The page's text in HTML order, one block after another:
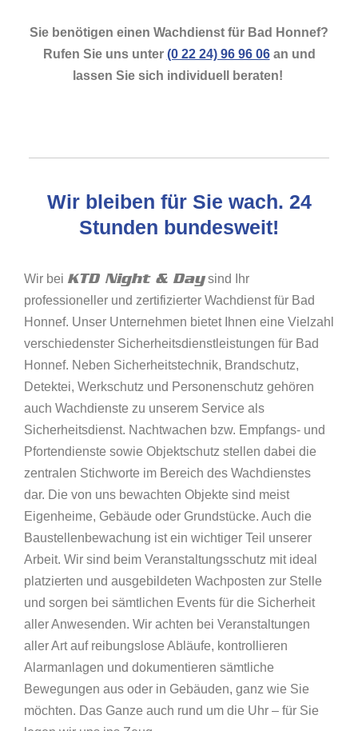
Sie benötigen einen Wachdienst für Bad Honnef?
Rufen Sie uns unter (0 22 24) 96 96 06an und
lassen Sie sich individuell beraten!
Wir bleiben für Sie wach. 24
Stunden bundesweit!
Wir bei KTD Night & Daysind Ihr
professioneller und zertifizierter Wachdienst für Bad
Honnef. Unser Unternehmen bietet Ihnen eine Vielzahl
verschiedenster Sicherheitsdienstleistungen für Bad
Honnef. Neben Sicherheitstechnik, Brandschutz,
Detektei, Werkschutz und Personenschutz gehören
auch Wachdienste zu unserem Service als
Sicherheitsdienst. Nachtwachen bzw. Empfangs- und
Pfortendienste sowie Objektschutz stellen dabei die
zentralen Stichworte im Bereich des Wachdienstes
dar. Die von uns bewachten Objekte sind meist
Eigenheime, Gebäude oder Grundstücke. Auch die
Baustellenbewachung ist ein wichtiger Teil unserer
Arbeit. Wir sind beim Veranstaltungsschutz mit ideal
platzierten und ausgebildeten Wachposten zur Stelle
und sorgen bei sämtlichen Events für die Sicherheit
aller Anwesenden. Wir achten bei Veranstaltungen
aller Art auf reibungslose Abläufe, kontrollieren
Alarmanlagen und dokumentieren sämtliche
Bewegungen aus oder in Gebäuden, ganz wie Sie
möchten. Das Ganze auch rund um die Uhr – für Sie